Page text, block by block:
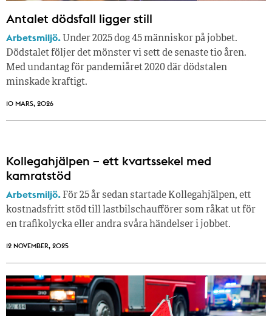
Antalet dödsfall ligger still
Arbetsmiljö. Under 2025 dog 45 människor på jobbet.
Dödstalet följer det mönster vi sett de senaste tio åren.
Med undantag för pandemiåret 2020 där dödstalen
minskade kraftigt.
10 MARS, 2026
Kollegahjälpen – ett kvartssekel med
kamratstöd
Arbetsmiljö. För 25 år sedan startade Kollegahjälpen, ett
kostnadsfritt stöd till lastbilschaufförer som råkat ut för
en trafikolycka eller andra svåra händelser i jobbet.
12 NOVEMBER, 2025